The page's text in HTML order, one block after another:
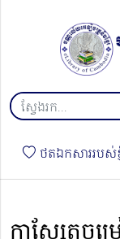
ថតឯកសាររបស់